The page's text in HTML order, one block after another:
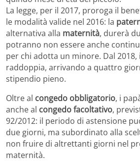
La legge, per il 2017, proroga il
le modalità valide nel 2016: la
alternativa alla maternità, durerà
potranno non essere anche
per chi adotta un minore. Dal 2018,
raddoppia, arrivando a quattro
stipendio pieno.
Oltre al congedo obbligatorio, i
anche al congedo facoltativo,
92/2012: il periodo di astensione
due giorni, ma subordinato alla
non fruire di altrettanti giorni nel
maternità.